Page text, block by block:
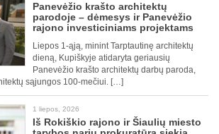
Panevėžio krašto architektų
parodoje – dėmesys ir Panevėžio
rajono investiciniams projektams
Liepos 1-ąją, minint Tarptautinę architektų
dieną, Kupiškyje atidaryta geriausių
Panevėžio krašto architektų darbų paroda,
sąjungos 100-mečiui. […]
1 liepos, 2026
Iš Rokiškio rajono ir Šiaulių miesto